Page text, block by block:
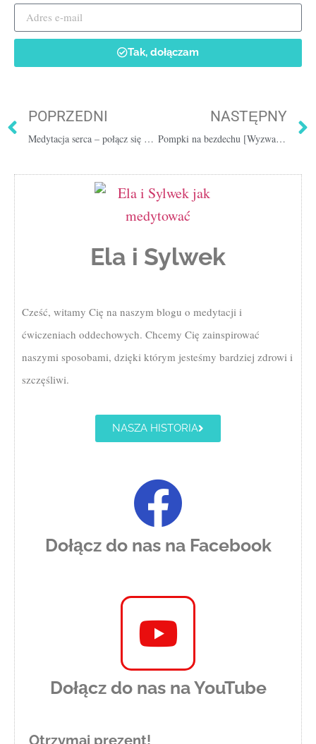
Tak, dołączam
POPRZEDNI
Medytacja serca – połącz się ze swoim sercem [16 min]
NASTĘPNY
Pompki na bezdechu [Wyzwanie 2] Metoda Wima Hofa
Ela i Sylwek
Cześć, witamy Cię na naszym blogu o medytacji i
ćwiczeniach oddechowych. Chcemy Cię zainspirować
naszymi sposobami, dzięki którym jesteśmy bardziej zdrowi i
szczęśliwi.
NASZA HISTORIA
Dołącz do nas na Facebook
Dołącz do nas na YouTube
Otrzymaj prezent!